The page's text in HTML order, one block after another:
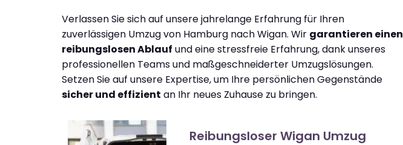
Verlassen Sie sich auf unsere jahrelange Erfahrung für Ihren
zuverlässigen Umzug von Hamburg nach Wigan. Wir garantieren einen
reibungslosen Ablauf und eine stressfreie Erfahrung, dank unseres
professionellen Teams und maßgeschneiderter Umzugslösungen.
Setzen Sie auf unsere Expertise, um Ihre persönlichen Gegenstände
sicher und effizient an Ihr neues Zuhause zu bringen.
Reibungsloser Wigan Umzug